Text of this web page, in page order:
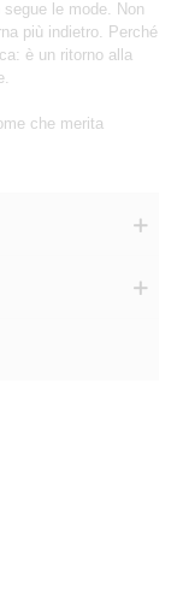
le mode. Non
più indietro. Perché
è un ritorno alla
che merita